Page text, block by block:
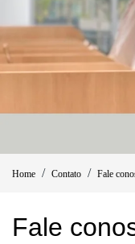
Home Contato Fale
Fale